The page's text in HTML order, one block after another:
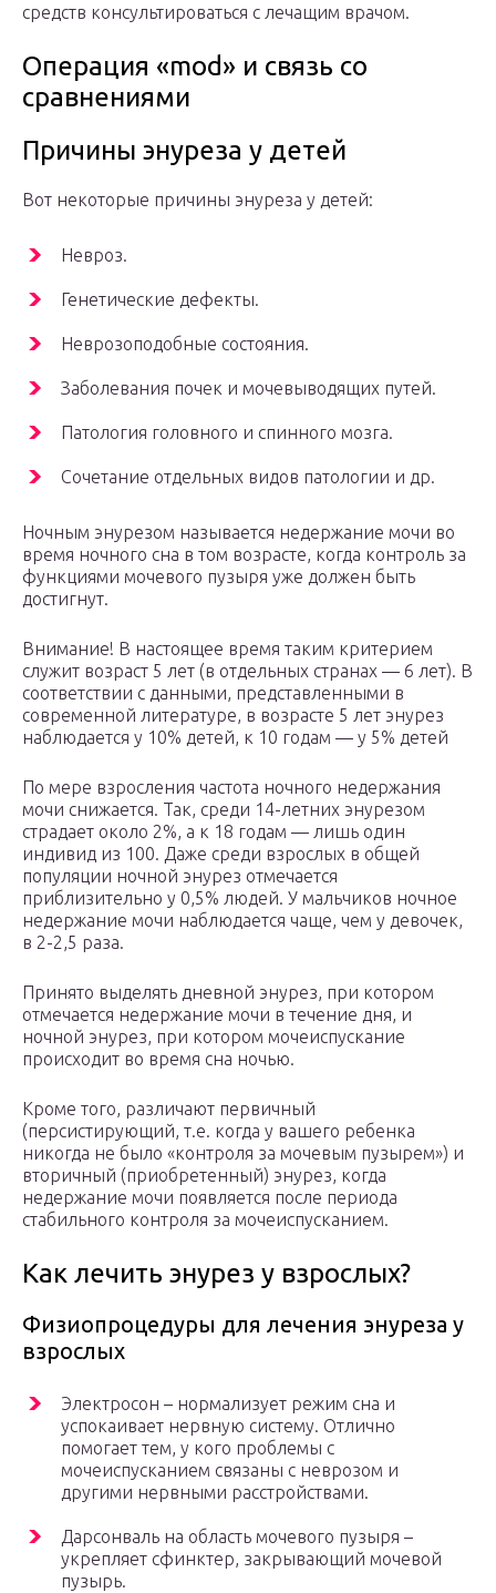
средств консультироваться с лечащим врачом.
Операция «mod» и связь со
сравнениями
Причины энуреза у детей
Вот некоторые причины энуреза у детей:
Невроз.
Генетические дефекты.
Неврозоподобные состояния.
Заболевания почек и мочевыводящих путей.
Патология головного и спинного мозга.
Сочетание отдельных видов патологии и др.
Ночным энурезом называется недержание мочи во
время ночного сна в том возрасте, когда контроль за
функциями мочевого пузыря уже должен быть
достигнут.
Внимание! В настоящее время таким критерием
служит возраст 5 лет (в отдельных странах — 6 лет). В
соответствии с данными, представленными в
современной литературе, в возрасте 5 лет энурез
наблюдается у 10% детей, к 10 годам — у 5% детей
По мере взросления частота ночного недержания
мочи снижается. Так, среди 14-летних энурезом
страдает около 2%, а к 18 годам — лишь один
индивид из 100. Даже среди взрослых в общей
популяции ночной энурез отмечается
приблизительно у 0,5% людей. У мальчиков ночное
недержание мочи наблюдается чаще, чем у девочек,
в 2-2,5 раза.
Принято выделять дневной энурез, при котором
отмечается недержание мочи в течение дня, и
ночной энурез, при котором мочеиспускание
происходит во время сна ночью.
Кроме того, различают первичный
(персистирующий, т.е. когда у вашего ребенка
никогда не было «контроля за мочевым пузырем») и
вторичный (приобретенный) энурез, когда
недержание мочи появляется после периода
стабильного контроля за мочеиспусканием.
Как лечить энурез у взрослых?
Физиопроцедуры для лечения энуреза у
взрослых
Электросон – нормализует режим сна и
успокаивает нервную систему. Отлично
помогает тем, у кого проблемы с
мочеиспусканием связаны с неврозом и
другими нервными расстройствами.
Дарсонваль на область мочевого пузыря –
укрепляет сфинктер, закрывающий мочевой
пузырь.